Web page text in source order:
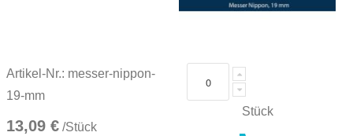
Artikel-Nr.: messer-nippon-
19-mm
13,09 € /Stück
Stück